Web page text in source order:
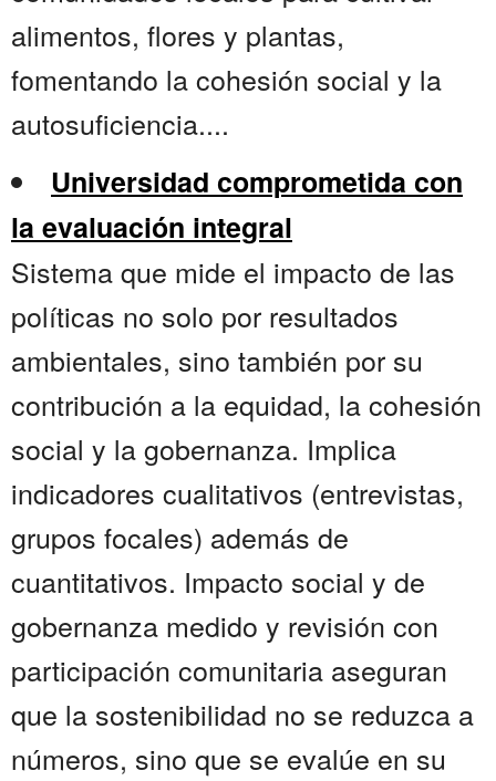
alimentos, flores y plantas,
fomentando la cohesión social y la
autosuficiencia....
Universidad comprometida con
la evaluación integral
Sistema que mide el impacto de las
políticas no solo por resultados
ambientales, sino también por su
contribución a la equidad, la cohesión
social y la gobernanza. Implica
indicadores cualitativos (entrevistas,
grupos focales) además de
cuantitativos. Impacto social y de
gobernanza medido y revisión con
participación comunitaria aseguran
que la sostenibilidad no se reduzca a
números, sino que se evalúe en su